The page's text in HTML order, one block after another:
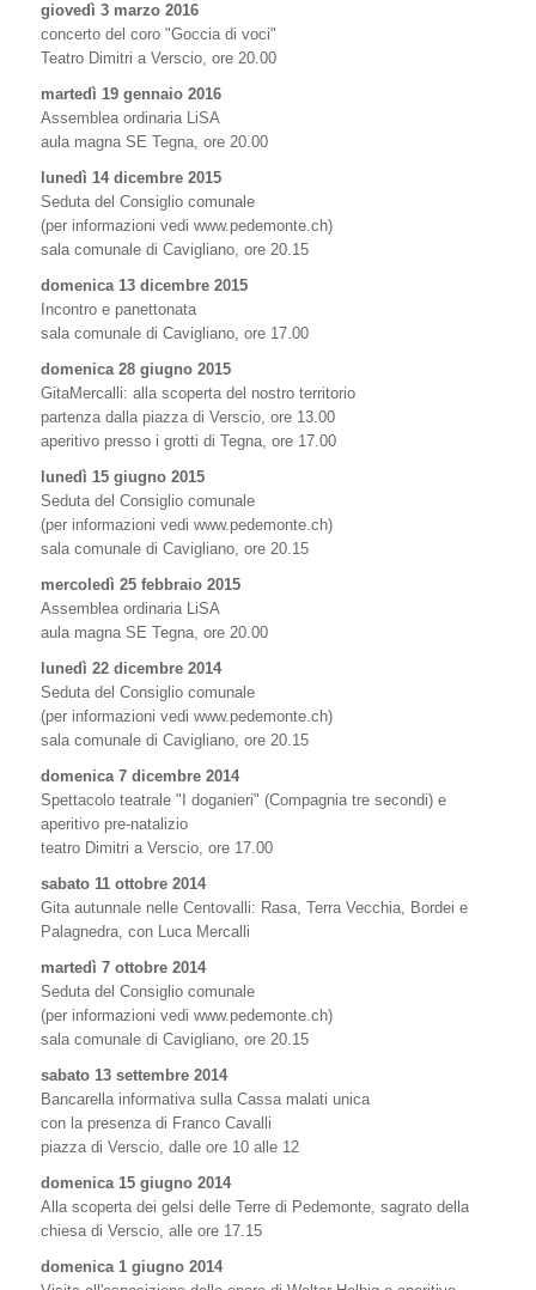
giovedì 3 marzo 2016
concerto del coro "Goccia di voci"
Teatro Dimitri a Verscio, ore 20.00
martedì 19 gennaio 2016
Assemblea ordinaria LiSA
aula magna SE Tegna, ore 20.00
lunedì 14 dicembre 2015
Seduta del Consiglio comunale
(per informazioni vedi www.pedemonte.ch)
sala comunale di Cavigliano, ore 20.15
domenica 13 dicembre 2015
Incontro e panettonata
sala comunale di Cavigliano, ore 17.00
domenica 28 giugno 2015
GitaMercalli: alla scoperta del nostro territorio
partenza dalla piazza di Verscio, ore 13.00
aperitivo presso i grotti di Tegna, ore 17.00
lunedì 15 giugno 2015
Seduta del Consiglio comunale
(per informazioni vedi www.pedemonte.ch)
sala comunale di Cavigliano, ore 20.15
mercoledì 25 febbraio 2015
Assemblea ordinaria LiSA
aula magna SE Tegna, ore 20.00
lunedì 22 dicembre 2014
Seduta del Consiglio comunale
(per informazioni vedi www.pedemonte.ch)
sala comunale di Cavigliano, ore 20.15
domenica 7 dicembre 2014
Spettacolo teatrale "I doganieri" (Compagnia tre secondi) e
aperitivo pre-natalizio
teatro Dimitri a Verscio, ore 17.00
sabato 11 ottobre 2014
Gita autunnale nelle Centovalli: Rasa, Terra Vecchia, Bordei e
Palagnedra, con Luca Mercalli
martedì 7 ottobre 2014
Seduta del Consiglio comunale
(per informazioni vedi www.pedemonte.ch)
sala comunale di Cavigliano, ore 20.15
sabato 13 settembre 2014
Bancarella informativa sulla Cassa malati unica
con la presenza di Franco Cavalli
piazza di Verscio, dalle ore 10 alle 12
domenica 15 giugno 2014
Alla scoperta dei gelsi delle Terre di Pedemonte, sagrato della
chiesa di Verscio, alle ore 17.15
domenica 1 giugno 2014